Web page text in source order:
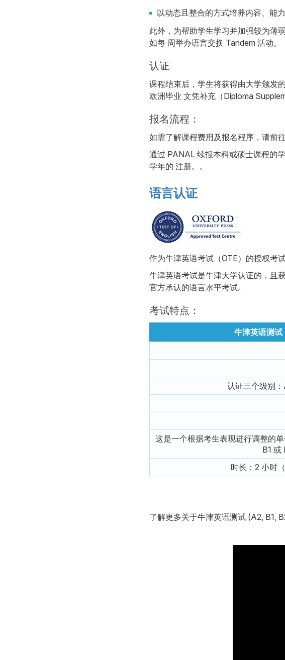
以动态且整合的方式培养内容、能
此外，为帮助学生学习并加强较为薄
如每 周举办语言交换 Tandem 活动。
认证
课程结束后，学生将获得由大学颁发
欧洲毕业 文凭补充（Diploma
报名流程：
如需了解课程费用及报名程序，请前
通过 PANAL 续报本科或硕士课程的
学年的 注册。。
语言认证
作为牛津英语考试（OTE）的授权考
牛津英语考试是牛津大学认证的，且
官方承认的语言水平考试。
考试特点：
牛津英语测
认证三个级别：
这是一个根据考生表现进行调整的
B1 或
时长：2 小时
了解更多关于牛津英语测试 (A2, B1,